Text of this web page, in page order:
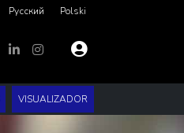
Русский Polski
VISUALIZADOR